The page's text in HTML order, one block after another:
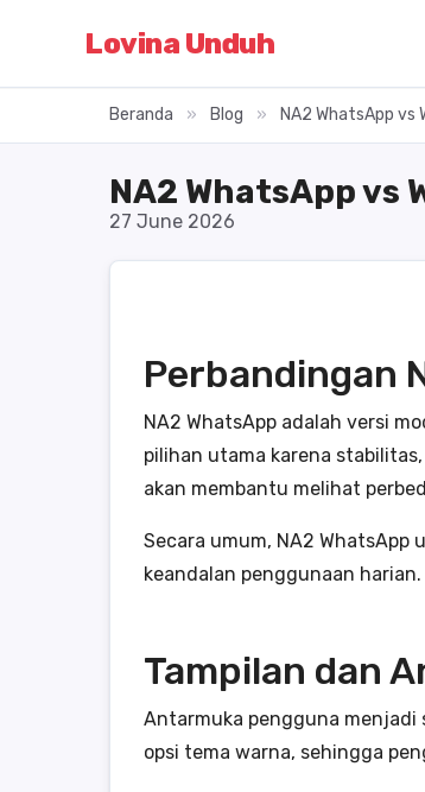
Lovina Unduh
Beranda » Blog » NA2 WhatsApp vs
NA2 WhatsApp vs
27 June 2026
Perbandingan
NA2 WhatsApp adalah versi
pilihan utama karena
akan membantu melihat
Secara umum, NA2 WhatsApp
keandalan penggunaan harian.
Tampilan dan
Antarmuka pengguna menjadi
opsi tema warna, sehingga